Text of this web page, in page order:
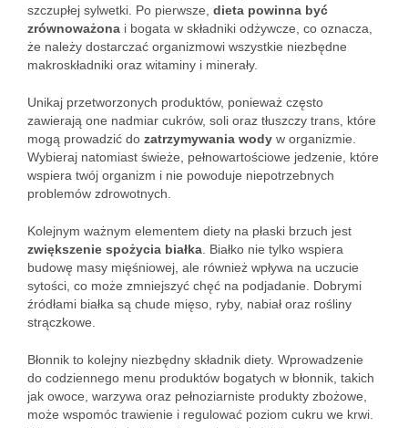
szczupłej sylwetki. Po pierwsze, dieta powinna być
zrównoważona i bogata w składniki odżywcze, co oznacza,
że należy dostarczać organizmowi wszystkie niezbędne
makroskładniki oraz witaminy i minerały.
Unikaj przetworzonych produktów, ponieważ często
zawierają one nadmiar cukrów, soli oraz tłuszczy trans, które
mogą prowadzić do zatrzymywania wody w organizmie.
Wybieraj natomiast świeże, pełnowartościowe jedzenie, które
wspiera twój organizm i nie powoduje niepotrzebnych
problemów zdrowotnych.
Kolejnym ważnym elementem diety na płaski brzuch jest
zwiększenie spożycia białka . Białko nie tylko wspiera
budowę masy mięśniowej, ale również wpływa na uczucie
sytości, co może zmniejszyć chęć na podjadanie. Dobrymi
źródłami białka są chude mięso, ryby, nabiał oraz rośliny
strączkowe.
Błonnik to kolejny niezbędny składnik diety. Wprowadzenie
do codziennego menu produktów bogatych w błonnik, takich
jak owoce, warzywa oraz pełnoziarniste produkty zbożowe,
może wspomóc trawienie i regulować poziom cukru we krwi.